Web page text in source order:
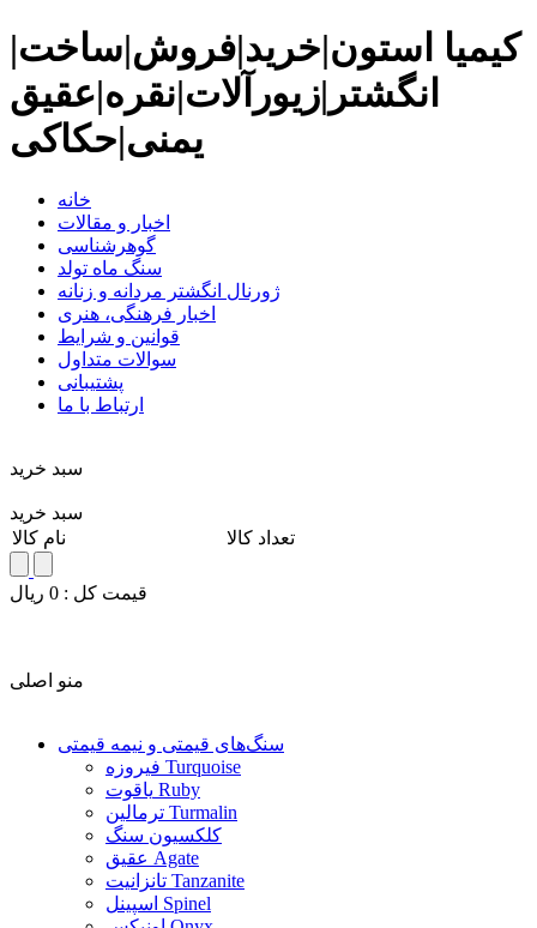
کیمیا استون|خرید|فروش|ساخت|
انگشتر|زیورآلات|نقره|عقیق
یمنی|حکاکی
خانه
اخبار و مقالات
گوهرشناسی
سنگ ماه تولد
ژورنال انگشتر مردانه و زنانه
اخبار فرهنگی، هنری
قوانین و شرایط
سوالات متداول
پشتیبانی
ارتباط با ما
سبد خريد
سبد خرید
نام کالا
تعداد کالا
قيمت کل : 0 ريال
منو اصلی
سنگ‌های قیمتی و نیمه قیمتی
فیروزه Turquoise
یاقوت Ruby
ترمالین Turmalin
کلکسیون سنگ
عقیق Agate
تانزانیت Tanzanite
اسپینل Spinel